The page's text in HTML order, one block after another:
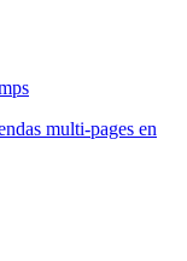
multi-pages en